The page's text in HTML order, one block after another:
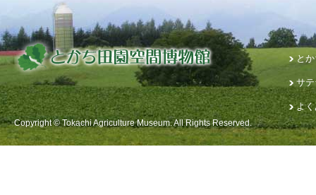
と
サ
よ
Copyright © Tokachi Agriculture Museum. All Rights Reserved.